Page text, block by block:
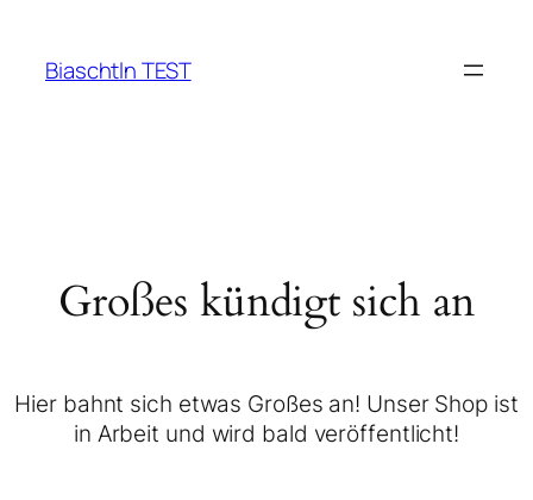
Biaschtln TEST
Großes kündigt sich an
Hier bahnt sich etwas Großes an! Unser Shop ist
in Arbeit und wird bald veröffentlicht!